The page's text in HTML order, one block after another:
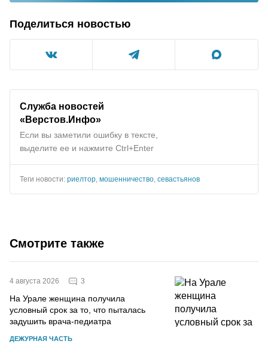
Поделиться новостью
Служба новостей
«Верстов.Инфо»
Если вы заметили ошибку в тексте,
выделите ее и нажмите Ctrl+Enter
Теги новости: риелтор, мошенничество, севастьянов
Смотрите также
4 августа 2026 3
На Урале женщина получила
условный срок за то, что пыталась
задушить врача-педиатра
ДЕЖУРНАЯ ЧАСТЬ